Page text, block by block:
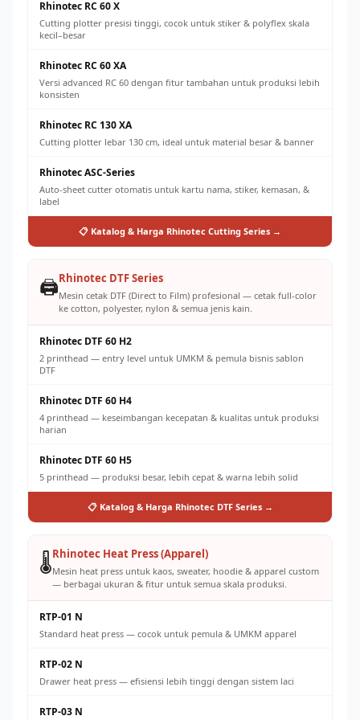
Rhinotec RC 60 X
Cutting plotter presisi tinggi, cocok untuk stiker & polyflex skala
kecil–besar
Rhinotec RC 60 XA
Versi advanced RC 60 dengan fitur tambahan untuk produksi lebih
konsisten
Rhinotec RC 130 XA
Cutting plotter lebar 130 cm, ideal untuk material besar & banner
Rhinotec ASC-Series
Auto-sheet cutter otomatis untuk kartu nama, stiker, kemasan, &
label
📋 Katalog & Harga Rhinotec Cutting Series →
🖨️Rhinotec DTF Series
Mesin cetak DTF (Direct to Film) profesional — cetak full-color
ke cotton, polyester, nylon & semua jenis kain.
Rhinotec DTF 60 H2
2 printhead — entry level untuk UMKM & pemula bisnis sablon
DTF
Rhinotec DTF 60 H4
4 printhead — keseimbangan kecepatan & kualitas untuk produksi
harian
Rhinotec DTF 60 H5
5 printhead — produksi besar, lebih cepat & warna lebih solid
📋 Katalog & Harga Rhinotec DTF Series →
🌡️Rhinotec Heat Press (Apparel)
Mesin heat press untuk kaos, sweater, hoodie & apparel custom
— berbagai ukuran & fitur untuk semua skala produksi.
RTP-01 N
Standard heat press — cocok untuk pemula & UMKM apparel
RTP-02 N
Drawer heat press — efisiensi lebih tinggi dengan sistem laci
RTP-03 N